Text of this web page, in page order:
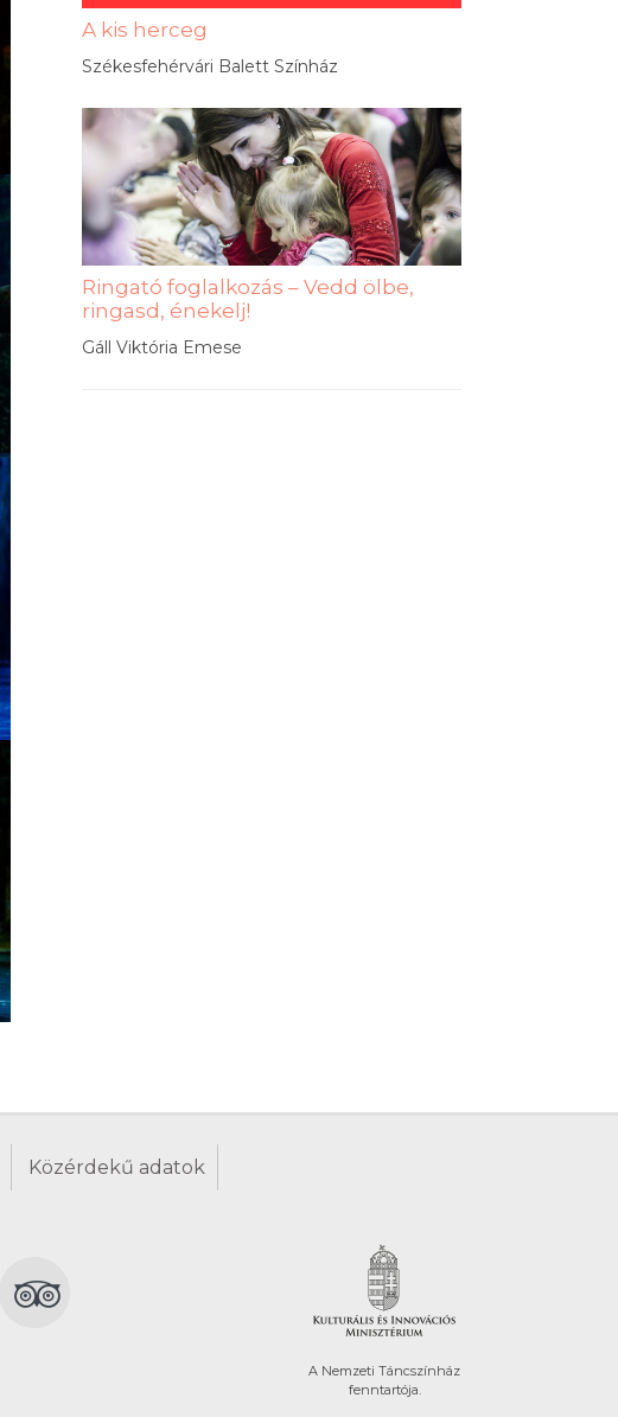
A kis herceg
Székesfehérvári Balett Színház
Ringató foglalkozás – Vedd ölbe,
ringasd, énekelj!
Gáll Viktória Emese
Közérdekű adatok
A Nemzeti Táncszínház
fenntartója.